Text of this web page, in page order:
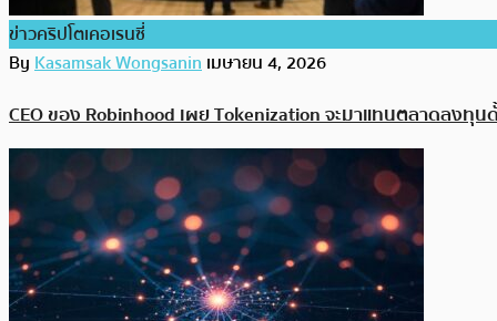
ข่าวคริปโตเคอเรนซี่
ByKasamsak Wongsaninเมษายน 4, 2026
CEO ของ Robinhood เผย Tokenization จะมาแทนตลาดลงทุน